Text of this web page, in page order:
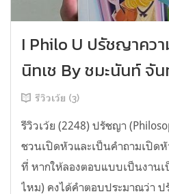
I Philo U ปรัชญาคว
นิทเช By ชมะนันท์ จั
รีวิวเว้ย (3)
รีวิวเว้ย (2248) ปรัชญา
ชวนเปิดหัวและเป็นคำถามเปิด
ที่ หากให้ลองตอบแบบเป็นงานเ
ไหม) คงได้คำตอบประมาณว่า